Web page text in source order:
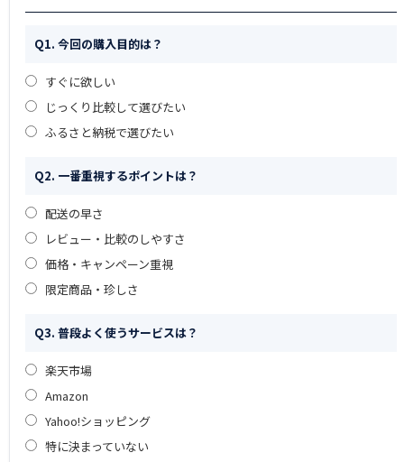
Q1. 今回の購入目的は？
すぐに欲しい
じっくり比較して選びたい
ふるさと納税で選びたい
Q2. 一番重視するポイントは？
配送の早さ
レビュー・比較のしやすさ
価格・キャンペーン重視
限定商品・珍しさ
Q3. 普段よく使うサービスは？
楽天市場
Amazon
Yahoo!ショッピング
特に決まっていない